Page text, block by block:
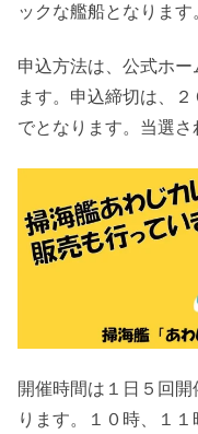
ックな艦船となります
申込方法は、公式ホ
ます。申込締切は、
でとなります。当選さ
開催時間は１日５回
ります。１０時、１